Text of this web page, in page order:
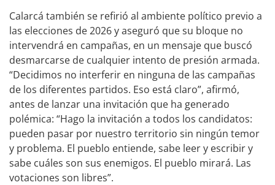
Calarcá también se refirió al ambiente político previo a
las elecciones de 2026 y aseguró que su bloque no
intervendrá en campañas, en un mensaje que buscó
desmarcarse de cualquier intento de presión armada.
“Decidimos no interferir en ninguna de las campañas
de los diferentes partidos. Eso está claro”, afirmó,
antes de lanzar una invitación que ha generado
polémica: “Hago la invitación a todos los candidatos:
pueden pasar por nuestro territorio sin ningún temor
y problema. El pueblo entiende, sabe leer y escribir y
sabe cuáles son sus enemigos. El pueblo mirará. Las
votaciones son libres”.